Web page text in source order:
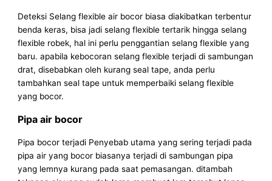
Deteksi Selang flexible air bocor biasa diakibatkan terbentur
benda keras, bisa jadi selang flexible tertarik hingga selang
flexible robek, hal ini perlu penggantian selang flexible yang
baru. apabila kebocoran selang flexible terjadi di sambungan
drat, disebabkan oleh kurang seal tape, anda perlu
tambahkan seal tape untuk memperbaiki selang flexible
yang bocor.
Pipa air bocor
Pipa bocor terjadi Penyebab utama yang sering terjadi pada
pipa air yang bocor biasanya terjadi di sambungan pipa
yang lemnya kurang pada saat pemasangan. ditambah